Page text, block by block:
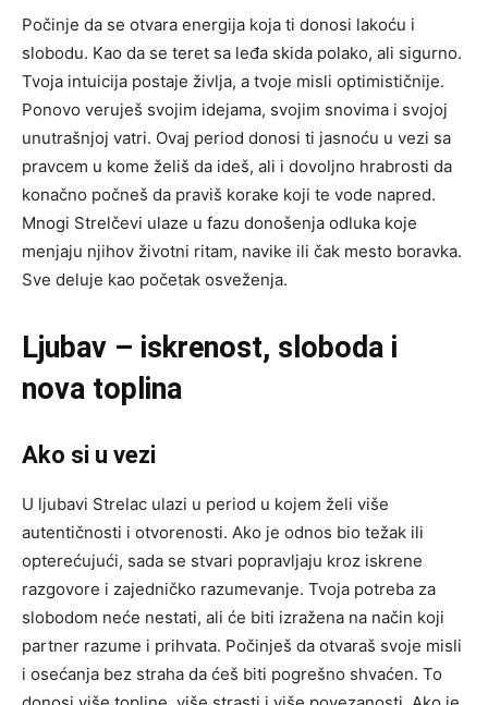
Počinje da se otvara energija koja ti donosi lakoću i
slobodu. Kao da se teret sa leđa skida polako, ali sigurno.
Tvoja intuicija postaje življa, a tvoje misli optimističnije.
Ponovo veruješ svojim idejama, svojim snovima i svojoj
unutrašnjoj vatri. Ovaj period donosi ti jasnoću u vezi sa
pravcem u kome želiš da ideš, ali i dovoljno hrabrosti da
konačno počneš da praviš korake koji te vode napred.
Mnogi Strelčevi ulaze u fazu donošenja odluka koje
menjaju njihov životni ritam, navike ili čak mesto boravka.
Sve deluje kao početak osveženja.
Ljubav – iskrenost, sloboda i
nova toplina
Ako si u vezi
U ljubavi Strelac ulazi u period u kojem želi više
autentičnosti i otvorenosti. Ako je odnos bio težak ili
opterećujući, sada se stvari popravljaju kroz iskrene
razgovore i zajedničko razumevanje. Tvoja potreba za
slobodom neće nestati, ali će biti izražena na način koji
partner razume i prihvata. Počinješ da otvaraš svoje misli
i osećanja bez straha da ćeš biti pogrešno shvaćen. To